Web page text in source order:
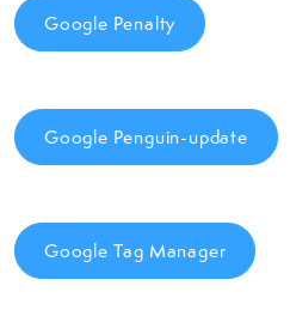
Google Penalty
Google Penguin-update
Google Tag Manager